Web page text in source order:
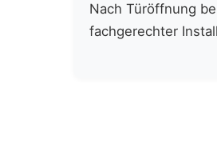
Nach Türöffnung
fachgerechter